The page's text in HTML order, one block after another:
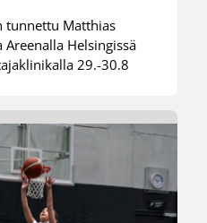
tunnettu Matthias
Helsingissä
29.-30.8